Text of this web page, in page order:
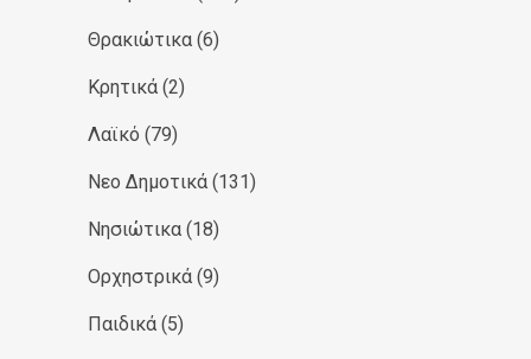
Θρακιώτικα (6)
Κρητικά (2)
Λαϊκό (79)
Νεο Δημοτικά (131)
Νησιώτικα (18)
Ορχηστρικά (9)
Παιδικά (5)